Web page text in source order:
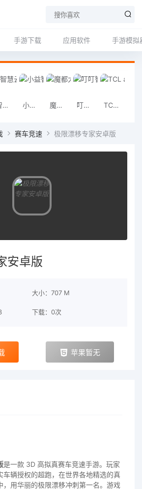
手游下载 应用软件 手游模拟
智慧云联app 小益智能app 魔都大都会app 叮叮智能门锁app TCL app
赛车竞速 极限漂移专家安卓版
安卓版
大小：707 M
下载：0次
苹果暂无
是一款 3D 高拟真赛车竞速手游。玩家
车辆授权的超跑，在世界各地精选的真
，用华丽的极限漂移冲刺第一名。游戏